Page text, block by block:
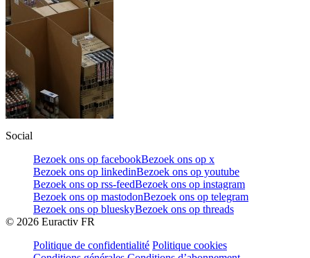
Social
Bezoek ons op facebookBezoek ons op x
Bezoek ons op linkedinBezoek ons op youtube
Bezoek ons op rss-feedBezoek ons op instagram
Bezoek ons op mastodonBezoek ons op telegram
Bezoek ons op blueskyBezoek ons op threads
© 2026 Euractiv FR
Politique de confidentialité Politique cookies